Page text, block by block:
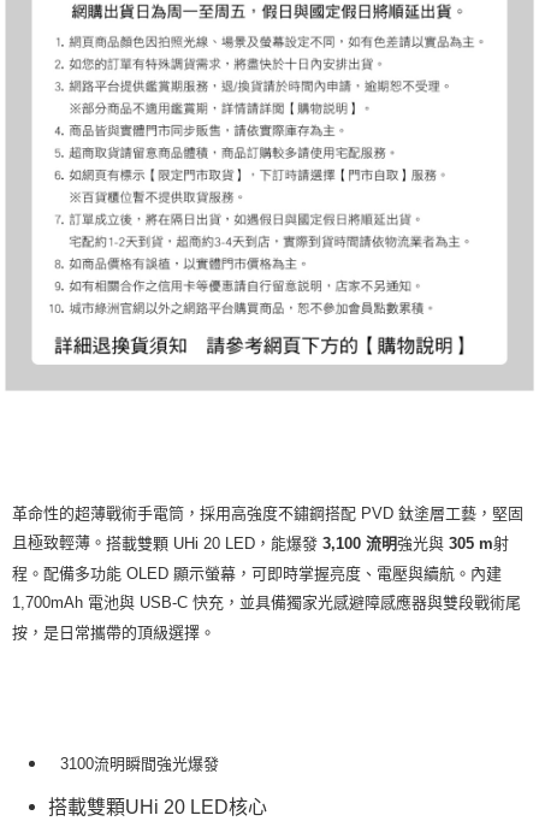
革命性的超薄戰術手電筒，採用高強度不鏽鋼搭配 PVD 鈦塗層工藝，堅固
且極致輕薄。 搭載雙顆 UHi 20 LED，能爆發 3,100 流明強光與 305 m射
程。配備多功能 OLED 顯示螢幕，可即時掌握亮度、電壓與續航。內建
1,700mAh 電池與 USB-C 快充，並具備獨家光感避障感應器與雙段戰術尾
按，是日常攜帶的頂級選擇。
3100流明瞬間強光爆發
搭載雙顆UHi 20 LED核心